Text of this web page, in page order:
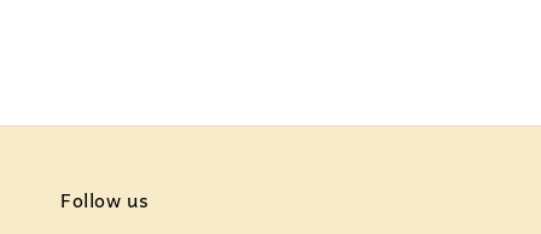
Follow us